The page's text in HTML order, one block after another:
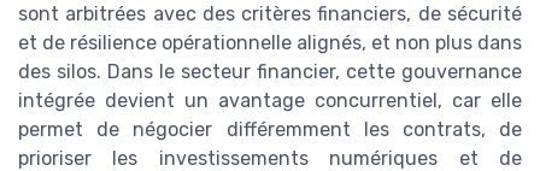
sont arbitrées avec des critères financiers, de sécurité
et de résilience opérationnelle alignés, et non plus dans
des silos. Dans le secteur financier, cette gouvernance
intégrée devient un avantage concurrentiel, car elle
permet de négocier différemment les contrats, de
prioriser les investissements numériques et de